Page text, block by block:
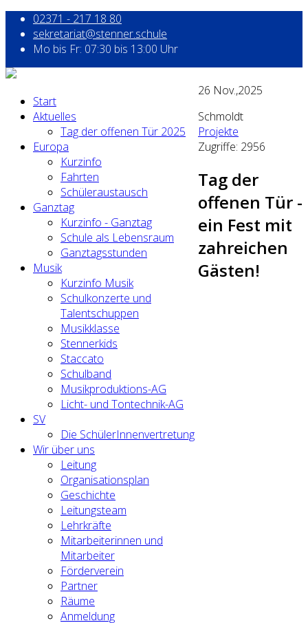
02371 - 217 18 80
sekretariat@stenner.schule
Mo bis Fr: 07:30 bis 13:00 Uhr
Start
Aktuelles
Tag der offenen Tür 2025
Europa
Kurzinfo
Fahrten
Schüleraustausch
Ganztag
Kurzinfo - Ganztag
Schule als Lebensraum
Ganztagsstunden
Musik
Kurzinfo Musik
Schulkonzerte und
Talentschuppen
Musikklasse
Stennerkids
Staccato
Schulband
Musikproduktions-AG
Licht- und Tontechnik-AG
SV
Die SchülerInnenvertretung
Wir über uns
Leitung
Organisationsplan
Geschichte
Leitungsteam
Lehrkräfte
Mitarbeiterinnen und
Mitarbeiter
Förderverein
Partner
Räume
Anmeldung
26 Nov.,2025
Schmoldt
Projekte
Zugriffe: 2956
Tag der
offenen Tür -
ein Fest mit
zahreichen
Gästen!